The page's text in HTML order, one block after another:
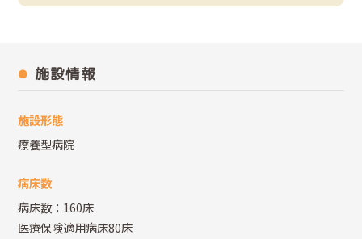
施設情報
施設形態
療養型病院
病床数
病床数：160床
医療保険適用病床80床